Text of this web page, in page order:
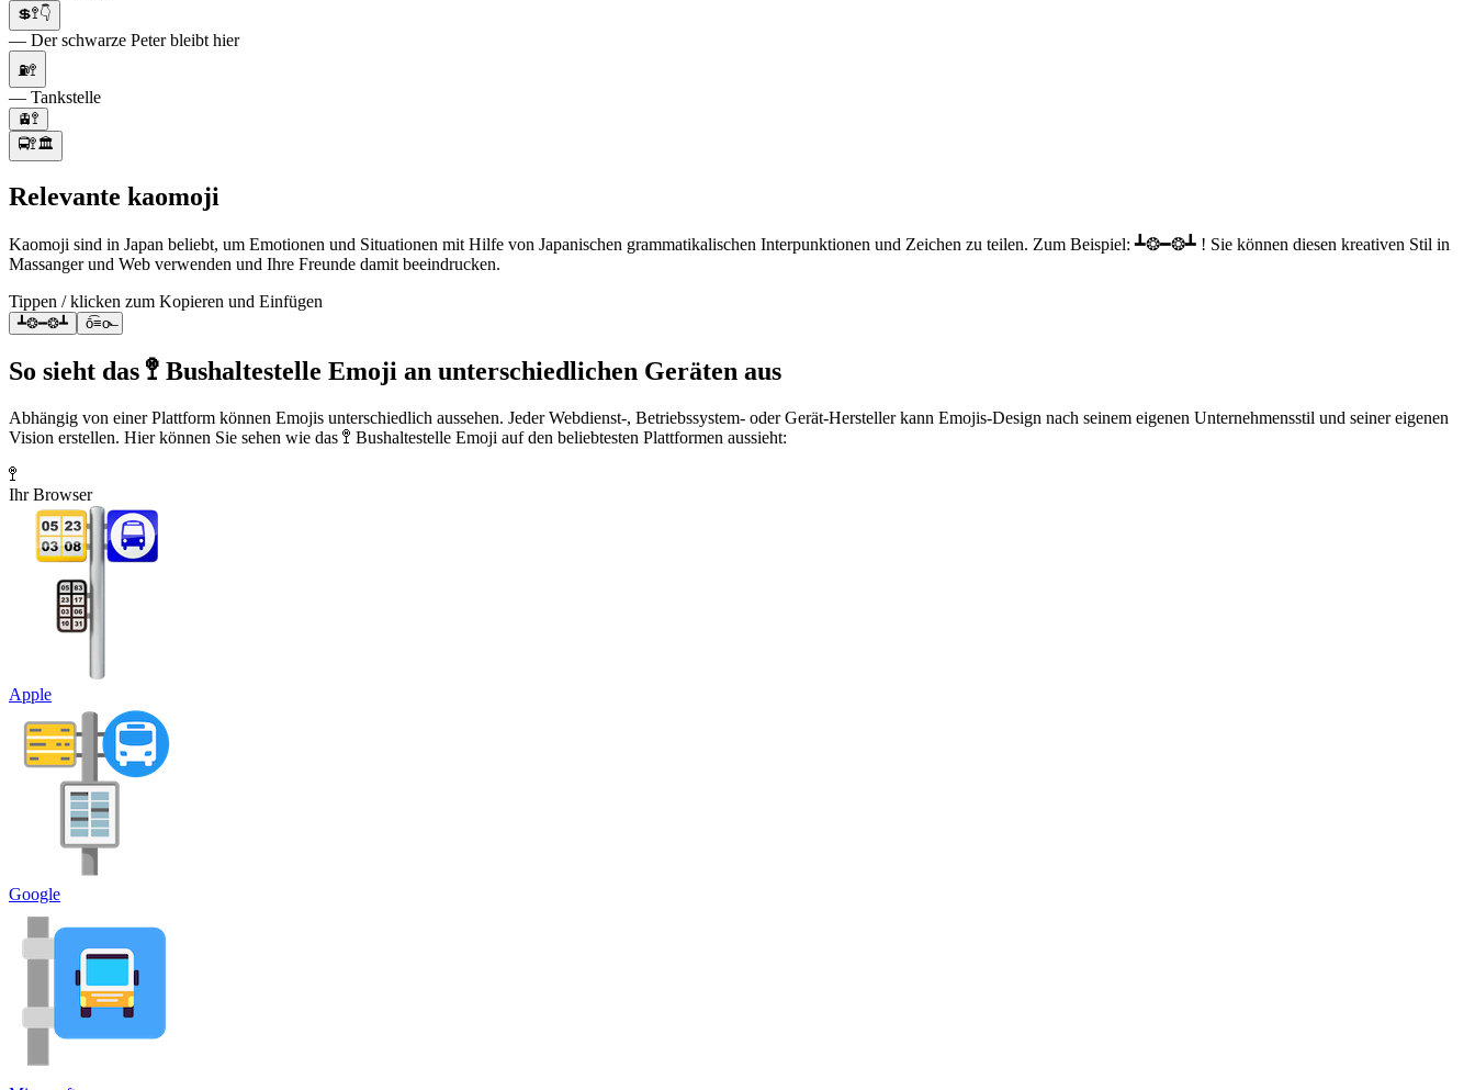
💲🚏👇
— Der schwarze Peter bleibt hier
⛽🚏
— Tankstelle
🚊🚏
🚍🚏🏛️
Relevante kaomoji
Kaomoji sind in Japan beliebt, um Emotionen und Situationen mit Hilfe von Japanischen grammatikalischen Interpunktionen und Zeichen zu teilen. Zum Beispiel: ┻❂━❂┻ ! Sie können diesen kreativen Stil in
Massanger und Web verwenden und Ihre Freunde damit beeindrucken.
Tippen / klicken zum Kopieren und Einfügen
┻❂━❂┻ ō͡≡o˞̶
So sieht das 🚏 Bushaltestelle Emoji an unterschiedlichen Geräten aus
Abhängig von einer Plattform können Emojis unterschiedlich aussehen. Jeder Webdienst-, Betriebssystem- oder Gerät-Hersteller kann Emojis-Design nach seinem eigenen Unternehmensstil und seiner eigenen
Vision erstellen. Hier können Sie sehen wie das 🚏 Bushaltestelle Emoji auf den beliebtesten Plattformen aussieht:
🚏
Ihr Browser
Apple
Google